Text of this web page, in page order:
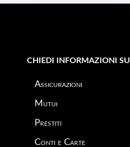
CHIEDI INFORMAZIONI SU
Assicurazioni
Mutui
Prestiti
Conti e Carte